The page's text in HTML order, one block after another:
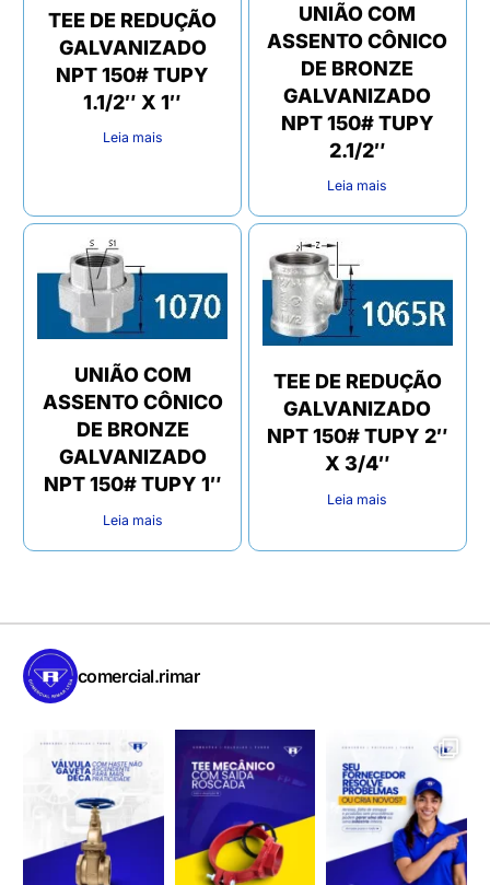
TEE DE REDUÇÃO
GALVANIZADO
NPT 150# TUPY
1.1/2″ X 1″
Leia mais
UNIÃO COM
ASSENTO CÔNICO
DE BRONZE
GALVANIZADO
NPT 150# TUPY
2.1/2″
Leia mais
UNIÃO COM
ASSENTO CÔNICO
DE BRONZE
GALVANIZADO
NPT 150# TUPY 1″
Leia mais
TEE DE REDUÇÃO
GALVANIZADO
NPT 150# TUPY 2″
X 3/4″
Leia mais
comercial.rimar